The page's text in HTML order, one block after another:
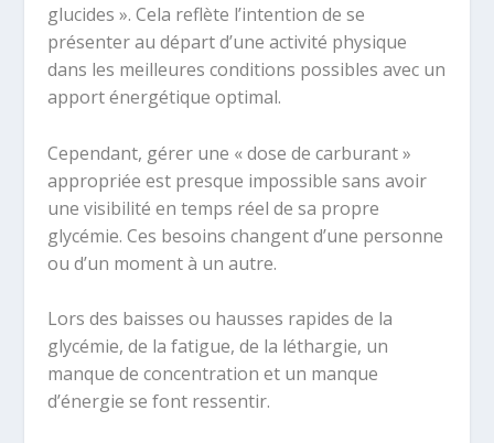
glucides ». Cela reflète l’intention de se
présenter au départ d’une activité physique
dans les meilleures conditions possibles avec un
apport énergétique optimal.
Cependant, gérer une « dose de carburant »
appropriée est presque impossible sans avoir
une visibilité en temps réel de sa propre
glycémie. Ces besoins changent d’une personne
ou d’un moment à un autre.
Lors des baisses ou hausses rapides de la
glycémie, de la fatigue, de la léthargie, un
manque de concentration et un manque
d’énergie se font ressentir.